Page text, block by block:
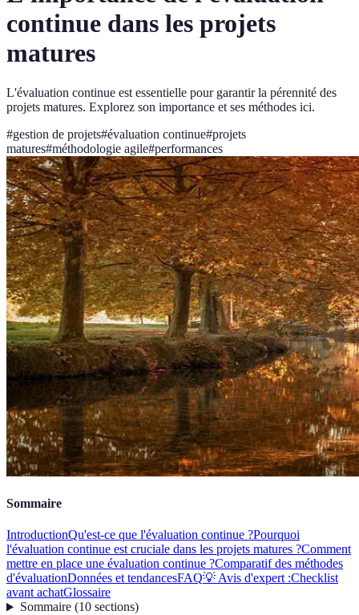
continue dans les projets
matures
L'évaluation continue est essentielle pour garantir la pérennité des
projets matures. Explorez son importance et ses méthodes ici.
#gestion de projets#évaluation continue#projets
matures#méthodologie agile#performances
Sommaire
IntroductionQu'est-ce que l'évaluation continue ?Pourquoi
l'évaluation continue est cruciale dans les projets matures ?Comment
mettre en place une évaluation continue ?Comparatif des méthodes
d'évaluationDonnées et tendancesFAQ💡 Avis d'expert :Checklist
avant achatGlossaire
Sommaire(10 sections)